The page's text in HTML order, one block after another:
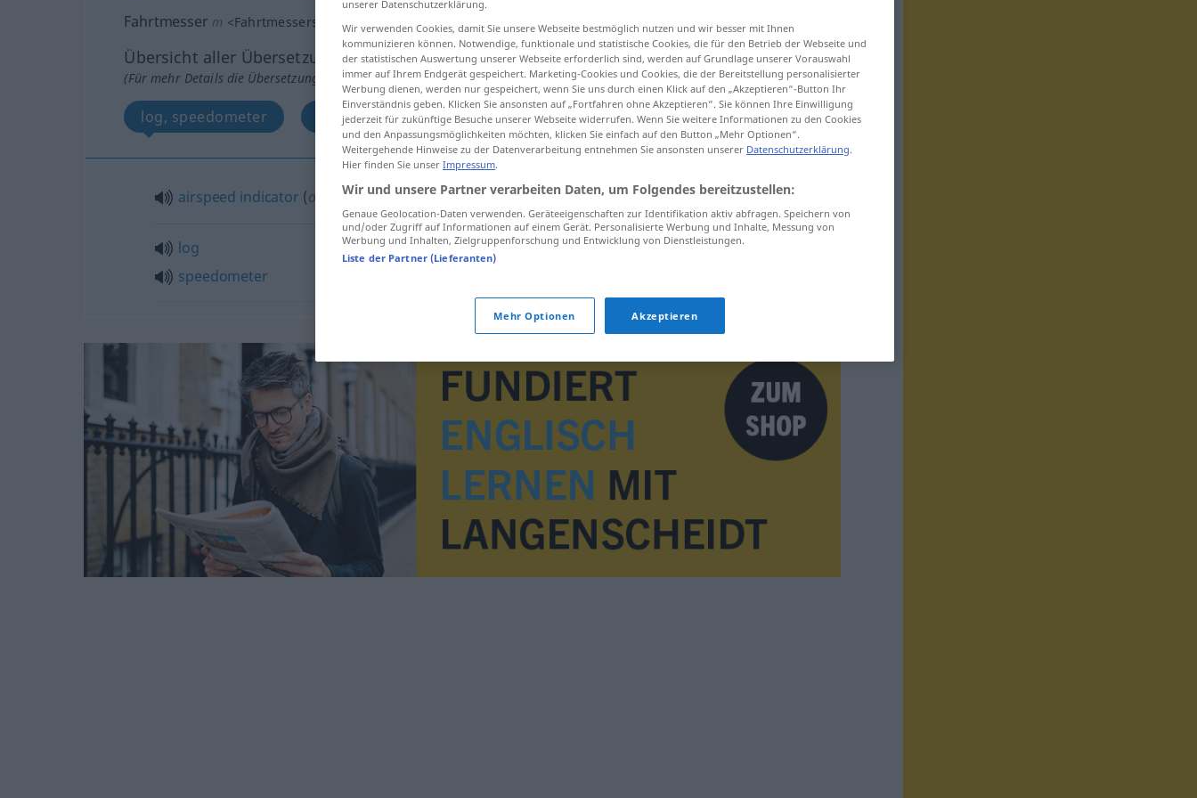
Fahrtmesser m <Fahrtmessers Fahrtmesser
Übersicht aller Übersetzungen
(Für mehr Details die Übersetzung anklicken/antippen)
log, speedometer airspeed indicator
airspeed indicator (od meter) Fahrtmesser FLUG
log
speedometer
Fahrtmesser SCHIFF
unserer Datenschutzerklärung.
Wir verwenden Cookies, damit Sie unsere Webseite bestmöglich nutzen und wir besser mit Ihnen
kommunizieren können. Notwendige, funktionale und statistische Cookies, die für den Betrieb der Webseite und
der statistischen Auswertung unserer Webseite erforderlich sind, werden auf Grundlage unserer Vorauswahl
immer auf Ihrem Endgerät gespeichert. Marketing-Cookies und Cookies, die der Bereitstellung personalisierter
Werbung dienen, werden nur gespeichert, wenn Sie uns durch einen Klick auf den „Akzeptieren“-Button Ihr
Einverständnis geben. Klicken Sie ansonsten auf „Fortfahren ohne Akzeptieren“. Sie können Ihre Einwilligung
jederzeit für zukünftige Besuche unserer Webseite widerrufen. Wenn Sie weitere Informationen zu den Cookies
und den Anpassungsmöglichkeiten möchten, klicken Sie einfach auf den Button „Mehr Optionen“.
Weitergehende Hinweise zu der Datenverarbeitung entnehmen Sie ansonsten unserer Datenschutzerklärung.
Hier finden Sie unser Impressum.
Wir und unsere Partner verarbeiten Daten, um Folgendes bereitzustellen:
Genaue Geolocation-Daten verwenden. Geräteeigenschaften zur Identifikation aktiv abfragen. Speichern von
und/oder Zugriff auf Informationen auf einem Gerät. Personalisierte Werbung und Inhalte, Messung von
Werbung und Inhalten, Zielgruppenforschung und Entwicklung von Dienstleistungen.
Liste der Partner (Lieferanten)
Mehr Optionen Akzeptieren